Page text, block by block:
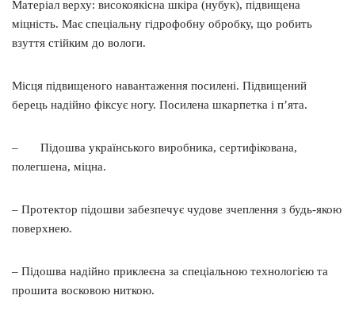
Матеріал верху: високоякісна шкіра (нубук), підвищена
міцність. Має спеціальну гідрофобну обробку, що робить
взуття стійким до вологи.
Місця підвищеного навантаження посилені. Підвищений
берець надійно фіксує ногу. Посилена шкарпетка і п’ята.
– Підошва українського виробника, сертифікована,
полегшена, міцна.
– Протектор підошви забезпечує чудове зчеплення з будь-якою
поверхнею.
– Підошва надійно приклеєна за спеціальною технологією та
прошита восковою ниткою.